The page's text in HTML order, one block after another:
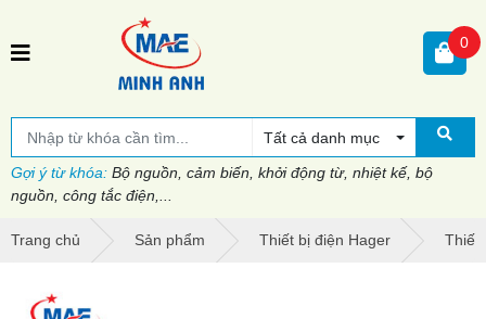
Tất cả danh mục
Gợi ý từ khóa: Bộ nguồn, cảm biến, khởi động từ, nhiệt kế, bộ
nguồn, công tắc điện,...
0
Trang chủ Sản phẩm Thiết bị điện Hager Thiết